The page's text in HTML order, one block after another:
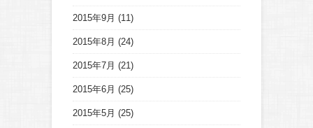
2015年9月 (11)
2015年8月 (24)
2015年7月 (21)
2015年6月 (25)
2015年5月 (25)